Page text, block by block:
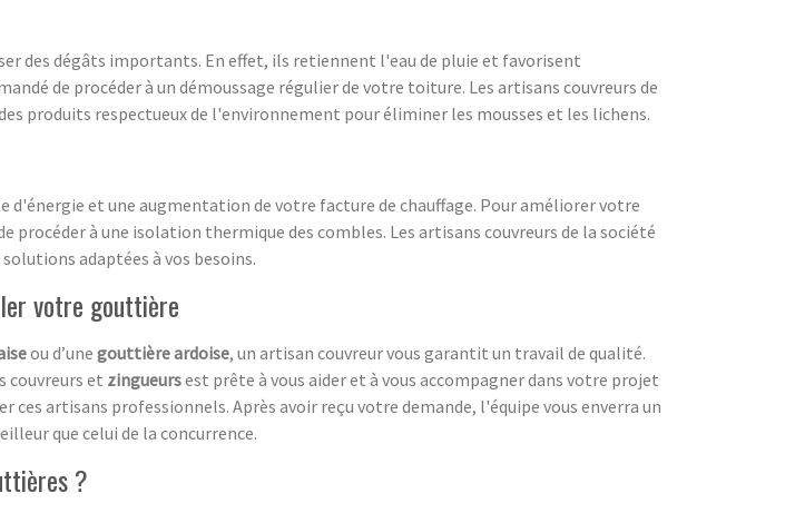
des dégâts importants. En effet, ils retiennent l'eau de pluie et favorisent
de procéder à un démoussage régulier de votre toiture. Les artisans couvreurs de
produits respectueux de l'environnement pour éliminer les mousses et les lichens.
et une augmentation de votre facture de chauffage. Pour améliorer votre
à une isolation thermique des combles. Les artisans couvreurs de la société
adaptées à vos besoins.
votre gouttière
ou d’une gouttière ardoise, un artisan couvreur vous garantit un travail de qualité.
couvreurs et zingueursest prête à vous aider et à vous accompagner dans votre projet
artisans professionnels. Après avoir reçu votre demande, l'équipe vous enverra un
que celui de la concurrence.
?